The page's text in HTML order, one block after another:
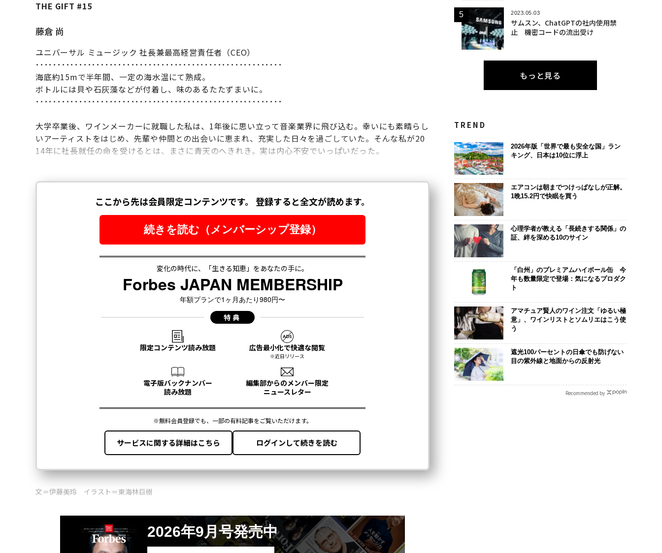
THE GIFT #15
藤倉 尚
ユニバーサル ミュージック 社長兼最高経営責任者（CEO）
･････････････････････････････････････････････････････････
海底約15mで半年間、一定の海水温にて熟成。
ボトルには貝や石灰藻などが付着し、味のあるたたずまいに。
･････････････････････････････････････････････････････････
大学卒業後、ワインメーカーに就職した私は、1年後に思い立って音楽業界に飛び込む。幸いにも素晴らし
いアーティストをはじめ、先輩や仲間との出会いに恵まれ、充実した日々を過ごしていた。そんな私が20
14年に社長就任の命を受けるとは、まさに青天のへきれき。実は内心不安でいっぱいだった。
文＝伊藤美玲 イラスト＝東海林巨樹
2026年9月号発売中
2023.05.03
サムスン、ChatGPTの社内使用禁
止 機密コードの流出受け
もっと見る
TREND
2026年版「世界で最も安全な国」ラン
キング、日本は10位に浮上
エアコンは朝までつけっぱなしが正解。
1晩15.2円で快眠を買う
心理学者が教える「長続きする関係」の
証、絆を深める10のサイン
「白州」のプレミアムハイボール缶 今
年も数量限定で登場：気になるプロダク
ト
アマチュア賢人のワイン注文「ゆるい極
意」、ワインリストとソムリエはこう使
う
遮光100パーセントの日傘でも防げない
目の紫外線と地面からの反射光
Recommended by